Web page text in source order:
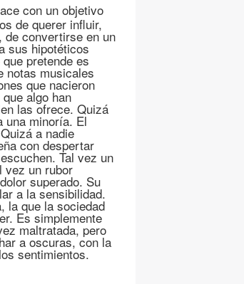
con un objetivo
de querer influir,
de convertirse en un
sus hipotéticos
pretende es
notas musicales
que nacieron
algo han
las ofrece. Quizá
una minoría. El
a nadie
con despertar
Tal vez un
vez un rubor
superado. Su
a la sensibilidad.
la que la sociedad
Es simplemente
maltratada, pero
a oscuras, con la
sentimientos.